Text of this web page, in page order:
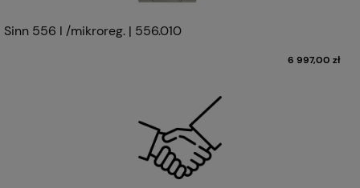
Sinn 556 I /mikroreg. | 556.010
6 997,00 zł